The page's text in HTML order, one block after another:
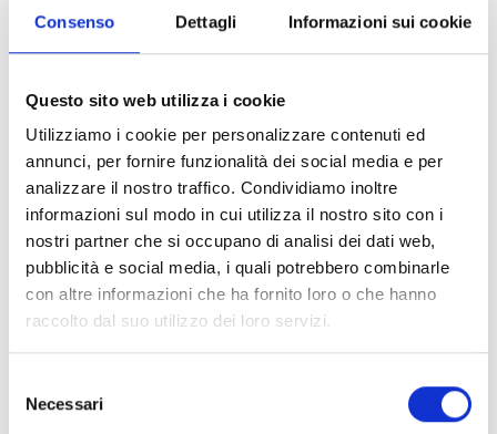
Consenso Dettagli Informazioni sui cookie
Questo sito web utilizza i cookie
Utilizziamo i cookie per personalizzare contenuti ed
annunci, per fornire funzionalità dei social media e per
analizzare il nostro traffico. Condividiamo inoltre
informazioni sul modo in cui utilizza il nostro sito con i
nostri partner che si occupano di analisi dei dati web,
pubblicità e social media, i quali potrebbero combinarle
con altre informazioni che ha fornito loro o che hanno
raccolto dal suo utilizzo dei loro servizi.
delNecessari
Invia richiesta
Reso facile e veloce
PRONTA consegna
Spedizione Gratuita
Specifiche Tecniche